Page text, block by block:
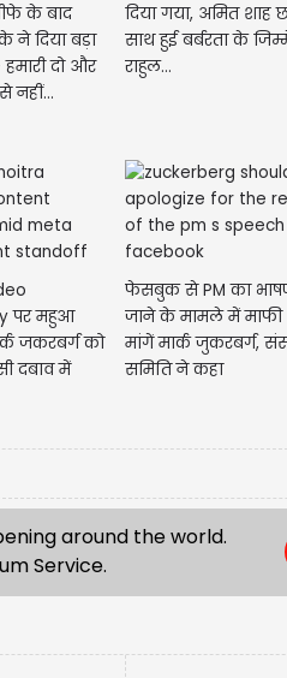
के बाद
ने दिया बड़ा
दो और
नहीं...
दिया गया, अमित शाह
साथ हुई बर्बरता के
राहुल...
पर महुआ
जकरबर्ग को
दबाव में
फेसबुक से PM का
जाने के मामले में माफी
मांगें मार्क जुकरबर्ग,
समिति ने कहा
around the world.
Service.